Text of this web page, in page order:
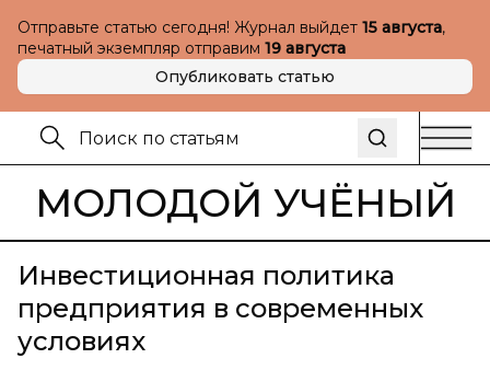
Отправьте статью сегодня! Журнал выйдет 15 августа,
печатный экземпляр отправим 19 августа
Опубликовать статью
МОЛОДОЙ УЧЁНЫЙ
Инвестиционная политика
предприятия в современных
условиях